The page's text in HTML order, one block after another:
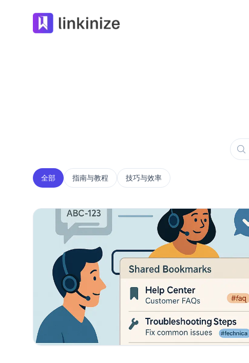
Linkinize
全部 指南与教程 技巧与效率